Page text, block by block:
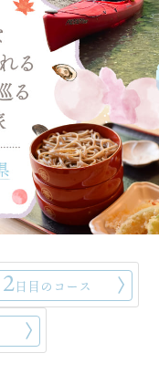
2日目のコース